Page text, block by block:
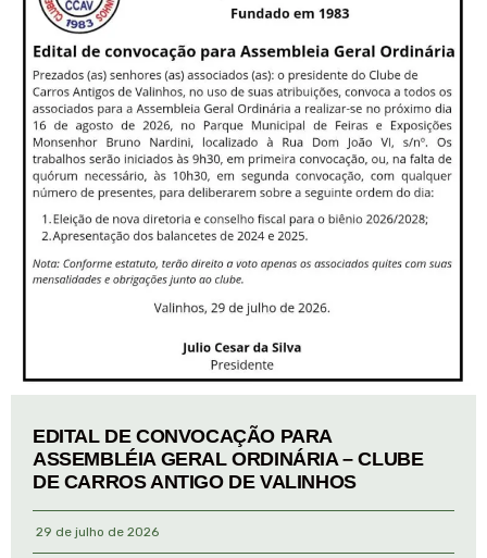
EDITAL DE CONVOCAÇÃO PARA
ASSEMBLÉIA GERAL ORDINÁRIA – CLUBE
DE CARROS ANTIGO DE VALINHOS
29 de julho de 2026